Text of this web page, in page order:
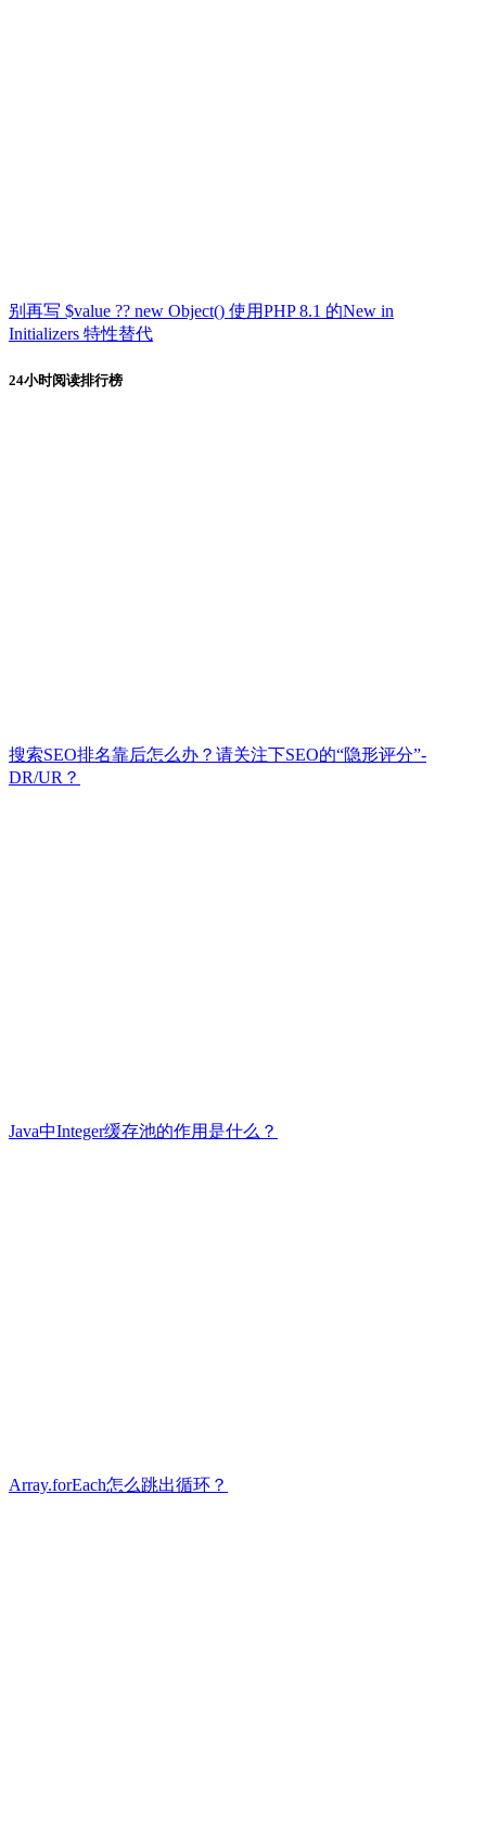
别再写 $value ?? new Object() 使用PHP 8.1 的New in
Initializers 特性替代
24小时阅读排行榜
搜索SEO排名靠后怎么办？请关注下SEO的“隐形评分”-
DR/UR？
Java中Integer缓存池的作用是什么？
Array.forEach怎么跳出循环？